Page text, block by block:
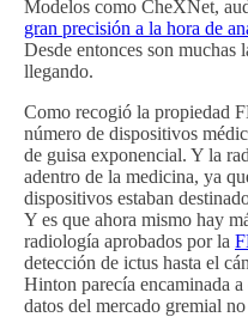
Modelos como CheXNet,
gran precisión a la hora de
Desde entonces son muchas
llegando.
Como recogió la propiedad
número de dispositivos
de guisa exponencial. Y la
adentro de la medicina, ya
dispositivos estaban
Y es que ahora mismo hay
radiología aprobados por la
detección de ictus hasta el
Hinton parecía encaminada
datos del mercado gremial